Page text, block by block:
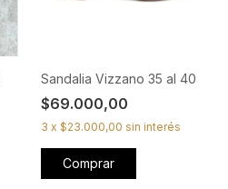
Sandalia Vizzano 35 al 40
$69.000,00
3 x $23.000,00 sin interés
Comprar